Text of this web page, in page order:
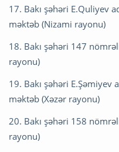
17. Bakı şəhəri E.Quliyev
məktəb (Nizami rayonu)
18. Bakı şəhəri 147
rayonu)
19. Bakı şəhəri
məktəb (Xəzər rayonu)
20. Bakı şəhəri 158
rayonu)